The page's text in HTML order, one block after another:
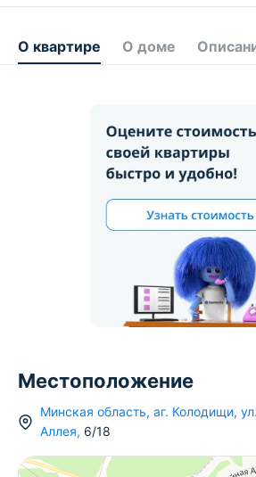
О квартире О доме
Местоположение
Минская область, аг. Колодищи,
Аллея, 6/18